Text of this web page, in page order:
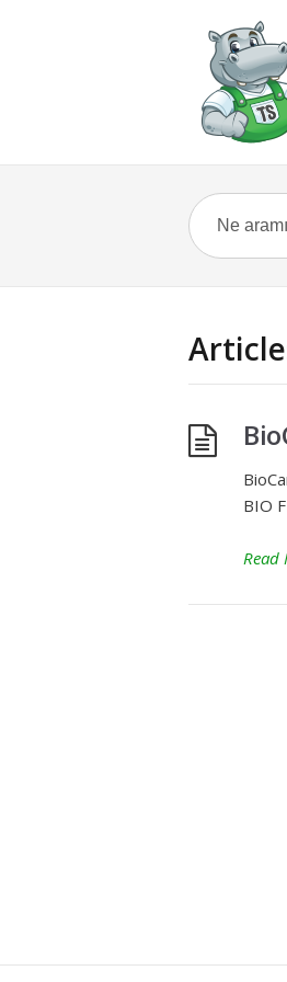
BIO
Read